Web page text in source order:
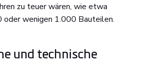
zu teuer wären, wie etwa
wenigen 1.000 Bauteilen.
und technische